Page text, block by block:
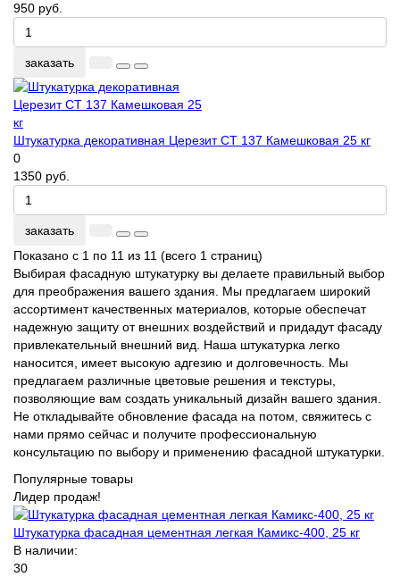
950 руб.
заказать
Штукатурка декоративная Церезит CT 137 Камешковая 25 кг
0
1350 руб.
заказать
Показано с 1 по 11 из 11 (всего 1 страниц)
Выбирая фасадную штукатурку вы делаете правильный выбор
для преображения вашего здания. Мы предлагаем широкий
ассортимент качественных материалов, которые обеспечат
надежную защиту от внешних воздействий и придадут фасаду
привлекательный внешний вид. Наша штукатурка легко
наносится, имеет высокую адгезию и долговечность. Мы
предлагаем различные цветовые решения и текстуры,
позволяющие вам создать уникальный дизайн вашего здания.
Не откладывайте обновление фасада на потом, свяжитесь с
нами прямо сейчас и получите профессиональную
консультацию по выбору и применению фасадной штукатурки.
Популярные товары
Лидер продаж!
Штукатурка фасадная цементная легкая Камикс-400, 25 кг
В наличии:
30